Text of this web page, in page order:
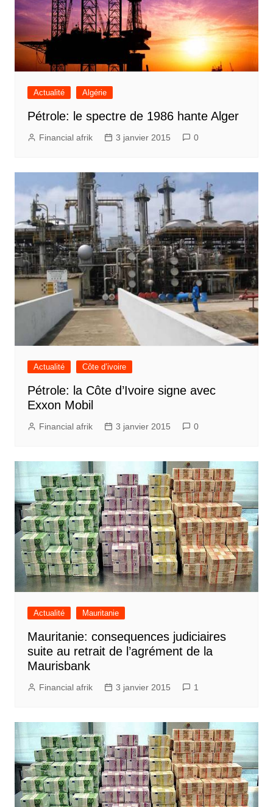
Actualité Algérie
Pétrole: le spectre de 1986 hante Alger
Financial afrik 3 janvier 2015 0
Actualité Côte d’ivoire
Pétrole: la Côte d’Ivoire signe avec
Exxon Mobil
Financial afrik 3 janvier 2015 0
Actualité Mauritanie
Mauritanie: consequences judiciaires
suite au retrait de l’agrément de la
Maurisbank
Financial afrik 3 janvier 2015 1